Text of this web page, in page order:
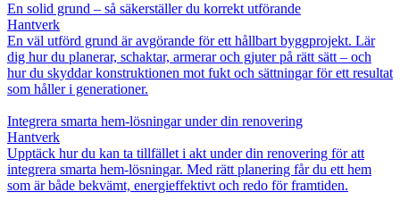
En solid grund – så säkerställer du korrekt utförande
Hantverk
En väl utförd grund är avgörande för ett hållbart byggprojekt. Lär
dig hur du planerar, schaktar, armerar och gjuter på rätt sätt – och
hur du skyddar konstruktionen mot fukt och sättningar för ett resultat
som håller i generationer.
Integrera smarta hem-lösningar under din renovering
Hantverk
Upptäck hur du kan ta tillfället i akt under din renovering för att
integrera smarta hem-lösningar. Med rätt planering får du ett hem
som är både bekvämt, energieffektivt och redo för framtiden.